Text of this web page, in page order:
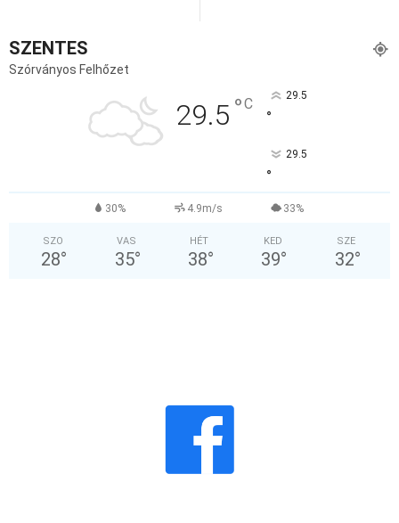
SZENTES
Szórványos Felhőzet
29.5 °C 29.5
°
29.5
°
30% 4.9m/s 33%
SZO
28°
VAS
35°
HÉT
38°
KED
39°
SZE
32°